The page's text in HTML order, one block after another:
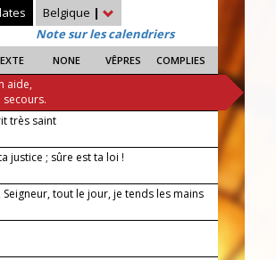
Belgique |
Note sur les calendriers
NONE VÊPRES COMPLIES
aide,
secours.
très saint
justice ; sûre est ta loi !
Seigneur, tout le jour, je tends les mains